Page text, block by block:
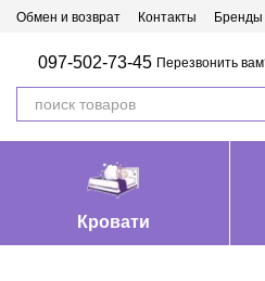
Обмен и возврат Контакты Бренды
097-502-73-45 Перезвонить
Кровати